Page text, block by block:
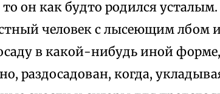
он как будто родился
человек с лысеющим лбом
в какой-нибудь иной
раздосадован, когда,